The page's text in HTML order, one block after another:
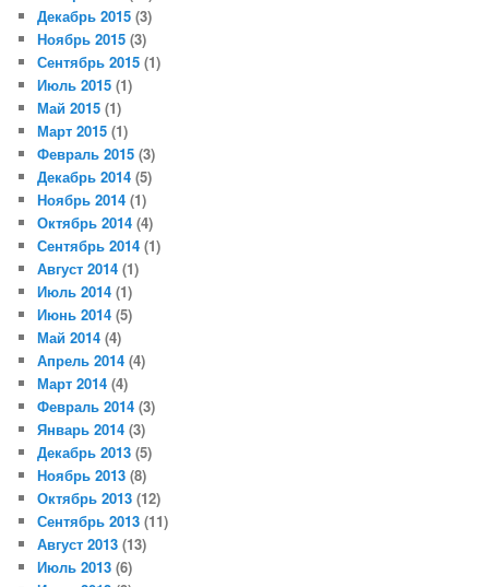
Декабрь 2015 (3)
Ноябрь 2015 (3)
Сентябрь 2015 (1)
Июль 2015 (1)
Май 2015 (1)
Март 2015 (1)
Февраль 2015 (3)
Декабрь 2014 (5)
Ноябрь 2014 (1)
Октябрь 2014 (4)
Сентябрь 2014 (1)
Август 2014 (1)
Июль 2014 (1)
Июнь 2014 (5)
Май 2014 (4)
Апрель 2014 (4)
Март 2014 (4)
Февраль 2014 (3)
Январь 2014 (3)
Декабрь 2013 (5)
Ноябрь 2013 (8)
Октябрь 2013 (12)
Сентябрь 2013 (11)
Август 2013 (13)
Июль 2013 (6)